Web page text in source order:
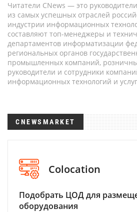
Читатели CNews — это
из самых успешных отраслей
индустрии информационных
составляют топ-менеджеры и
департаментов информатизации
региональных органов
промышленных компаний,
руководители и сотрудники
информационных технологий и
CNEWSMARKET
Colocation
Подобрать ЦОД для
оборудования